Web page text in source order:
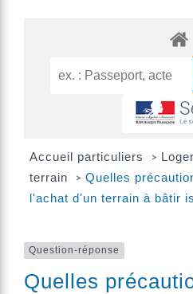
Accueil particuliers >
terrain
> Quelles
l'achat d'un terrain à bâtir
Question-réponse
Quelles